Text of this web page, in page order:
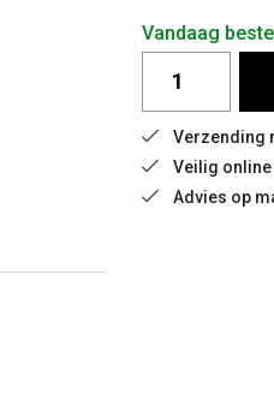
Vandaag
Verzending
Veilig online
Advies op